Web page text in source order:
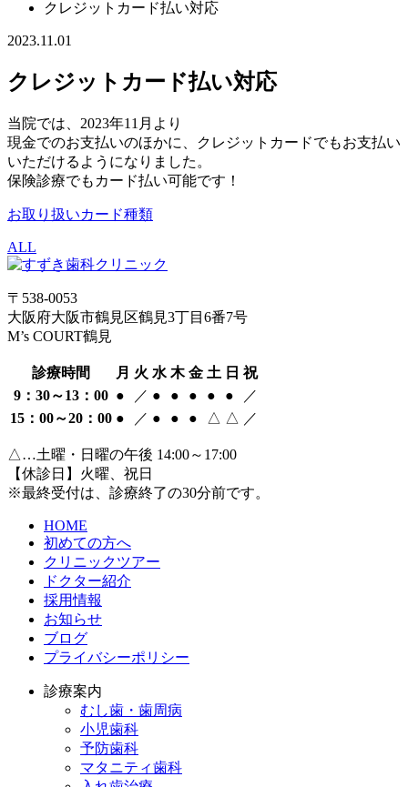
クレジットカード払い対応
2023.11.01
クレジットカード払い対応
当院では、2023年11月より
現金でのお支払いのほかに、クレジットカードでもお支払い
いただけるようになりました。
保険診療でもカード払い可能です！
お取り扱いカード種類
ALL
〒538-0053
大阪府大阪市鶴見区鶴見3丁目6番7号
M’s COURT鶴見
診療時間 月 火 水 木 金 土 日 祝
9：30～13：00 ● ／ ● ● ● ● ●
／
15：00～20：00 ● ／ ● ● ● △ △ ／
△…土曜・日曜の午後 14:00～17:00
【休診日】火曜、祝日
※最終受付は、診療終了の30分前です。
HOME
初めての方へ
クリニックツアー
ドクター紹介
採用情報
お知らせ
ブログ
プライバシーポリシー
診療案内
むし歯・歯周病
小児歯科
予防歯科
マタニティ歯科